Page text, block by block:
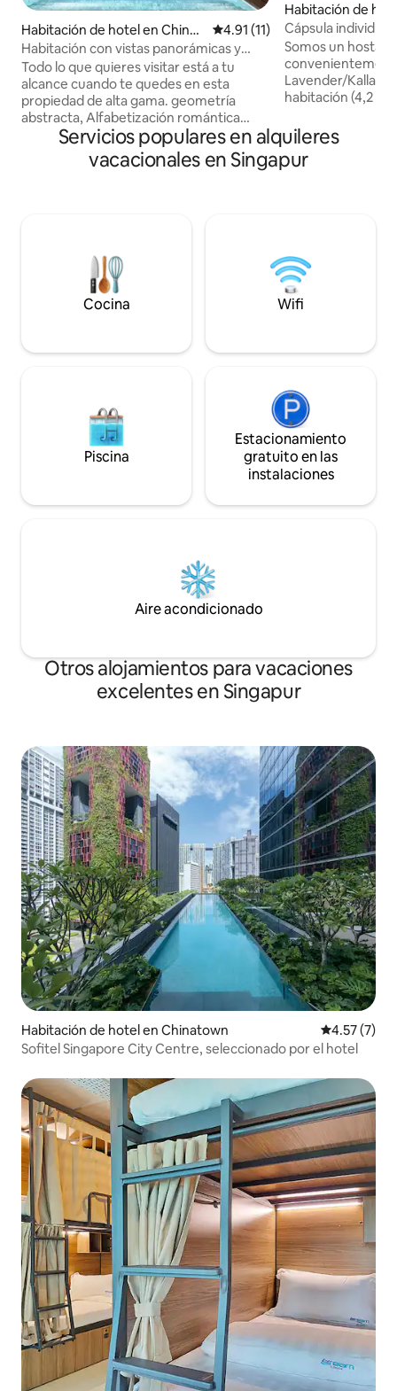
Habitación de hotel en Chinat
own
Calificación promedio: 4.91 de
4.91 (11)
Habitación con vistas panorámicas y
piscina en SINGAPUR
Todo lo que quieres visitar está a tu
alcance cuando te quedes en esta
propiedad de alta gama. geometría
abstracta, Alfabetización romántica
temprana Los gráficos geométricos
como elemento básico de la pintura más
tarde Su estilo artístico es ampliamente
característica como elemento de
diseño, para que cada lugar esté lleno de
sorpresas, adorna artísticamente el rojo
y el azul amarillo en la decoración, estos
espaciosa y cómoda! Ubicado en la zona
metros, es muy conveniente ir al centro
de la ciudad. Ideal para jóvenes, alojarse
básicamente es joven en su mayoría y
hay una piscina infinita en el piso 11.
Habitación de
ng
Cápsula
(Cloudbeds)
Somos un hostal
Lavender/Kallang. Cabaña
habitación (4,2
disponible dentro
cabina. Los
despensa son
para los oídos
3 MRT cercanos:
lavanda (verde)/
Servicios populares en alquileres
vacacionales en Singapur
Cocina Wifi
Piscina
Estacionamiento
gratuito en las
instalaciones
Aire acondicionado
Otros alojamientos para vacaciones
excelentes en Singapur
Habitación de hotel en Chinatown Calificación
4.57 (7)
Sofitel Singapore City Centre, seleccionado por el hotel